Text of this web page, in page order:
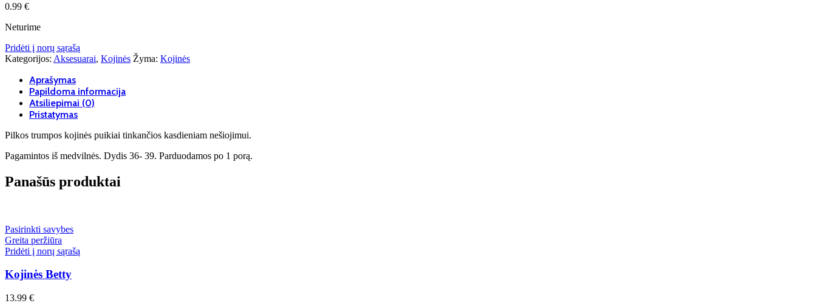
0.99 €
Neturime
Pridėti į norų sąrašą
Kategorijos: Aksesuarai, Kojinės Žyma: Kojinės
Aprašymas
Papildoma informacija
Atsiliepimai (0)
Pristatymas
Pilkos trumpos kojinės puikiai tinkančios kasdieniam nešiojimui.
Pagamintos iš medvilnės. Dydis 36- 39. Parduodamos po 1 porą.
Panašūs produktai
Pasirinkti savybes
Greita peržiūra
Pridėti į norų sąrašą
Kojinės Betty
13.99 €